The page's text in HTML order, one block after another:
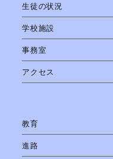
生徒の状況
学校施設
事務室
アクセス
教育
進路